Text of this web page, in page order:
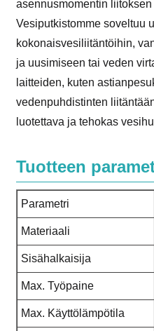
asennusmomentin
Vesiputkistomme soveltuu
kokonaisvesiliitäntöihin,
ja uusimiseen tai veden
laitteiden, kuten
vedenpuhdistinten
luotettava ja tehokas
Tuotteen
Parametri
Materiaali
Sisähalkaisija
Max. Työpaine
Max. Käyttölämpötila